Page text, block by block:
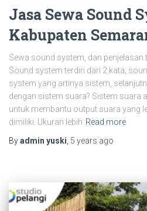
Jasa Sewa Sound
Kabupaten
Sewa sound system, dan
Sound system terdiri dari 2 kata,
system yang artinya sistem,
dengan sistem suara? Sistem suara
untuk membantu output suara yang
dimiliki. Ukuran lebih Read more
Byadmin yuski 5 years ago